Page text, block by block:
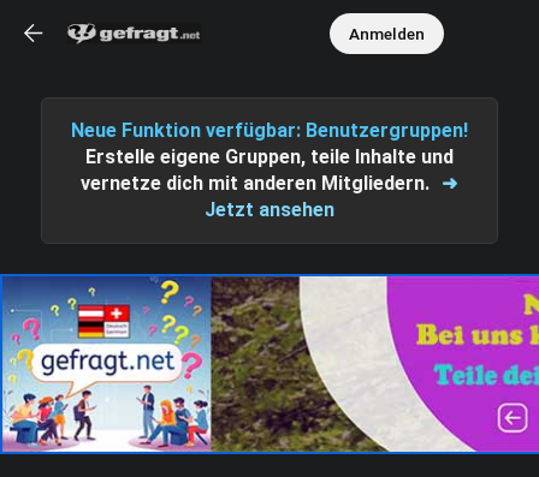
Neue Funktion verfügbar: Benutzergruppen!
Erstelle eigene Gruppen, teile Inhalte und
vernetze dich mit anderen Mitgliedern. ➜
Jetzt ansehen
Anmelden